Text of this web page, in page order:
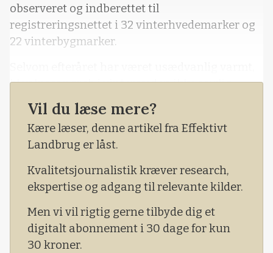
observeret og indberettet til
registreringsnettet i 32 vinterhvedemarker og
22 vinterbygmarker.
blev luseangreb i vintersæden ikke særlig
udbredt, viser den afsluttende opgørelse.
I den sidste registrering i uge 45 blev der
fundet op til 15-40 procent planter med bladlus
Ghita Cordsen Nielsen, Seges.
Vil du læse mere?
Kære læser, denne artikel fra Effektivt
Landbrug er låst.
Kvalitetsjournalistik kræver research,
ekspertise og adgang til relevante kilder.
Men vi vil rigtig gerne tilbyde dig et
digitalt abonnement i 30 dage for kun
30 kroner.